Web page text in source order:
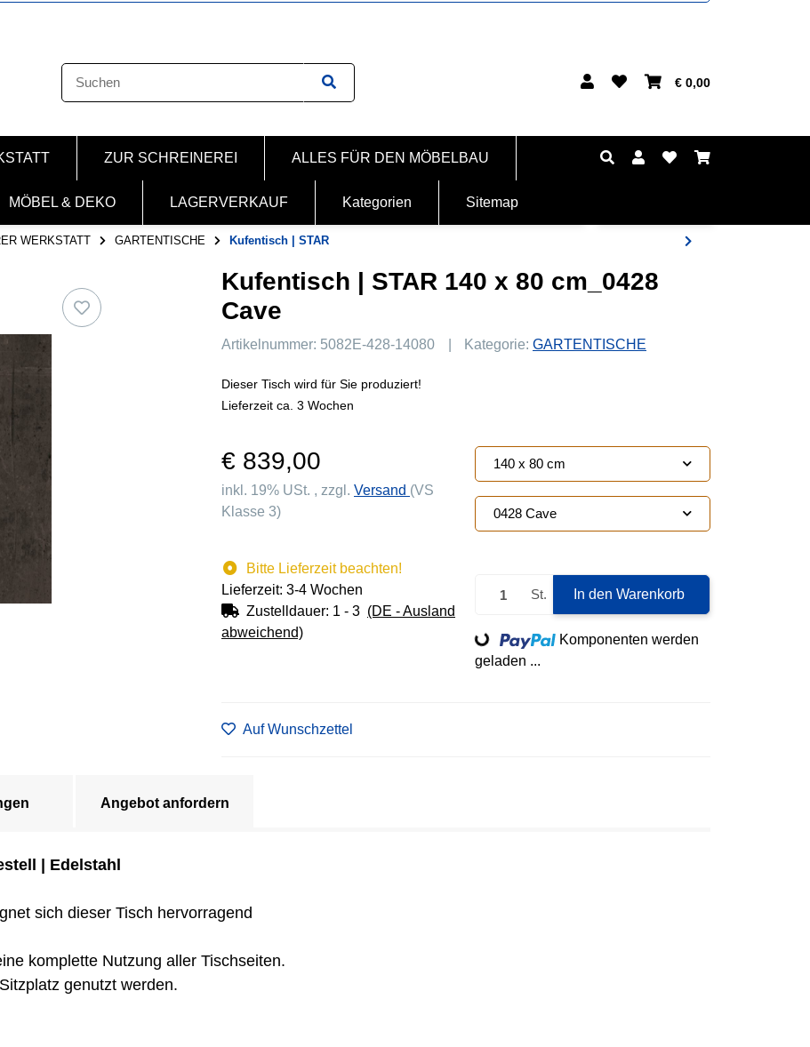
€ 0,00
ZUR SCHREINEREI ALLES FÜR DEN MÖBELBAU
MÖBEL & DEKO LAGERVERKAUF Kategorien Sitemap
WERKSTATT GARTENTISCHE Kufentisch | STAR
Kufentisch | STAR 140 x 80 cm_0428
Cave
Artikelnummer: 5082E-428-14080 Kategorie: GARTENTISCHE
Dieser Tisch wird für Sie produziert!
Lieferzeit ca. 3 Wochen
€ 839,00
inkl. 19% USt. , zzgl. Versand (VS
Klasse 3)
Bitte Lieferzeit beachten!
Lieferzeit: 3-4 Wochen
Zustelldauer: 1 - 3 (DE - Ausland
abweichend)
140 x 80 cm
0428 Cave
St. In den Warenkorb
Loading...
Komponenten werden
geladen ...
Auf Wunschzettel
Angebot anfordern
| Edelstahl
sich dieser Tisch hervorragend
komplette Nutzung aller Tischseiten.
genutzt werden.